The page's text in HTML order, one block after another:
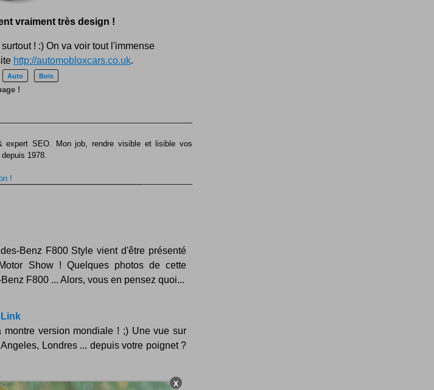
vraiment très design !
! :) On va voir tout l'immense
http://automobloxcars.co.uk.
Auto Bois
!
expert SEO. Mon job, rendre visible et lisible vos
1978.
!
Benz F800 Style vient d'être présenté
Show ! Quelques photos de cette
F800 ... Alors, vous en pensez quoi...
montre version mondiale ! ;) Une vue sur
Londres ... depuis votre poignet ?
X